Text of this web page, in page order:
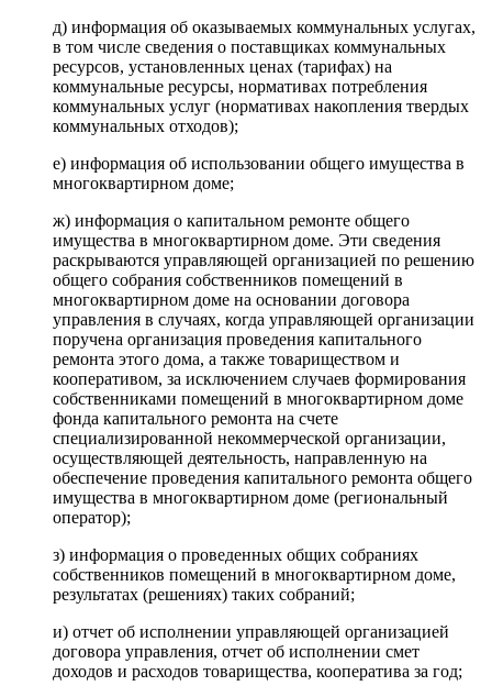
д) информация об оказываемых коммунальных услугах,
в том числе сведения о поставщиках коммунальных
ресурсов, установленных ценах (тарифах) на
коммунальные ресурсы, нормативах потребления
коммунальных услуг (нормативах накопления твердых
коммунальных отходов);
е) информация об использовании общего имущества в
многоквартирном доме;
ж) информация о капитальном ремонте общего
имущества в многоквартирном доме. Эти сведения
раскрываются управляющей организацией по решению
общего собрания собственников помещений в
многоквартирном доме на основании договора
управления в случаях, когда управляющей организации
поручена организация проведения капитального
ремонта этого дома, а также товариществом и
кооперативом, за исключением случаев формирования
собственниками помещений в многоквартирном доме
фонда капитального ремонта на счете
специализированной некоммерческой организации,
осуществляющей деятельность, направленную на
обеспечение проведения капитального ремонта общего
имущества в многоквартирном доме (региональный
оператор);
з) информация о проведенных общих собраниях
собственников помещений в многоквартирном доме,
результатах (решениях) таких собраний;
и) отчет об исполнении управляющей организацией
договора управления, отчет об исполнении смет
доходов и расходов товарищества, кооператива за год;